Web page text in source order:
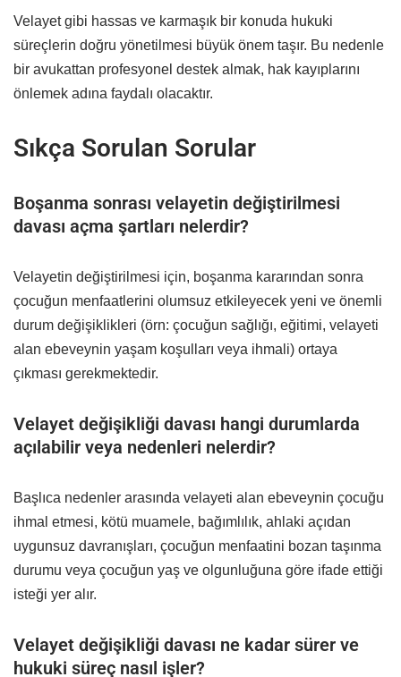
Velayet gibi hassas ve karmaşık bir konuda hukuki
süreçlerin doğru yönetilmesi büyük önem taşır. Bu nedenle
bir avukattan profesyonel destek almak, hak kayıplarını
önlemek adına faydalı olacaktır.
Sıkça Sorulan Sorular
Boşanma sonrası velayetin değiştirilmesi
davası açma şartları nelerdir?
Velayetin değiştirilmesi için, boşanma kararından sonra
çocuğun menfaatlerini olumsuz etkileyecek yeni ve önemli
durum değişiklikleri (örn: çocuğun sağlığı, eğitimi, velayeti
alan ebeveynin yaşam koşulları veya ihmali) ortaya
çıkması gerekmektedir.
Velayet değişikliği davası hangi durumlarda
açılabilir veya nedenleri nelerdir?
Başlıca nedenler arasında velayeti alan ebeveynin çocuğu
ihmal etmesi, kötü muamele, bağımlılık, ahlaki açıdan
uygunsuz davranışları, çocuğun menfaatini bozan taşınma
durumu veya çocuğun yaş ve olgunluğuna göre ifade ettiği
isteği yer alır.
Velayet değişikliği davası ne kadar sürer ve
hukuki süreç nasıl işler?